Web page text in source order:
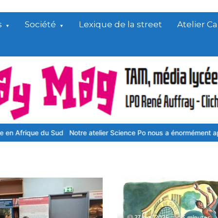
Société Lexique de la street Atelier
Sud Notre atelier Science Po nous a énormément apporté Notre